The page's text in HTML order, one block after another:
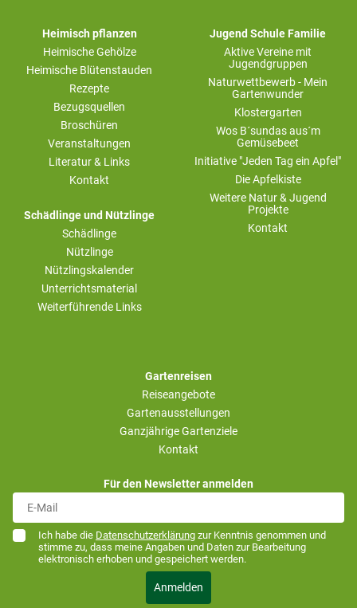
Heimisch pflanzen
Heimische Gehölze
Heimische Blütenstauden
Rezepte
Bezugsquellen
Broschüren
Veranstaltungen
Literatur & Links
Kontakt
Schädlinge und Nützlinge
Schädlinge
Nützlinge
Nützlingskalender
Unterrichtsmaterial
Weiterführende Links
Jugend Schule Familie
Aktive Vereine mit
Jugendgruppen
Naturwettbewerb - Mein
Gartenwunder
Klostergarten
Wos B´sundas aus´m
Gemüsebeet
Initiative "Jeden Tag ein Apfel"
Die Apfelkiste
Weitere Natur & Jugend
Projekte
Kontakt
Gartenreisen
Reiseangebote
Gartenausstellungen
Ganzjährige Gartenziele
Kontakt
Für den Newsletter anmelden
Ich habe die Datenschutzerklärung zur Kenntnis genommen und
stimme zu, dass meine Angaben und Daten zur Bearbeitung
elektronisch erhoben und gespeichert werden.
Anmelden